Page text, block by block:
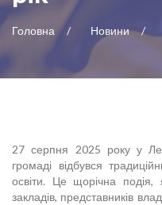
Головна Новини
27 серпня 2025 року у
громаді відбувся
освіти. Це щорічна подія,
закладів, представників